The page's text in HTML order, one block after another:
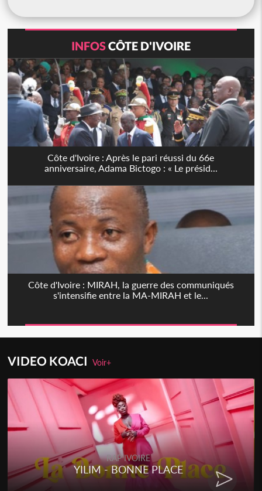
INFOSCÔTE D'IVOIRE
Côte d'Ivoire : Après le pari réussi du 66e
anniversaire, Adama Bictogo : « Le présid...
Côte d'Ivoire : MIRAH, la guerre des communiqués
s'intensifie entre la MA-MIRAH et le...
VIDEO KOACIVoir+
RAP IVOIRE
YILIM - BONNE PLACE